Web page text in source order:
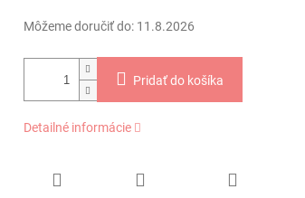
Môžeme doručiť do: 11.8.2026
Pridať do košíka
Detailné informácie